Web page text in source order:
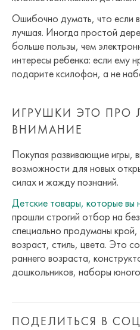
Ошибочно думать, что если
лучшая. Иногда простой
больше пользы, чем
интересы ребенка: если ему
подарите ксилофон, а не
ИГРУШКИ ЭТО ПРО
ВНИМАНИЕ
Покупая развивающие игры,
возможности для новых
силах и жажду познаний.
Детские товары, которые вы
прошли строгий отбор на
специально продуманы
возраст, стиль, цвета. Это
раннего возраста,
дошкольников, наборы
ПОДЕЛИТЬСЯ В